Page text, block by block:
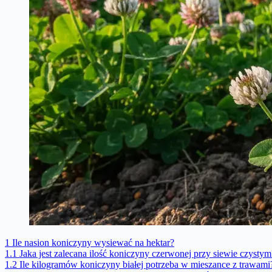
1 Ile nasion koniczyny wysiewać na hektar?
1.1 Jaka jest zalecana ilość koniczyny czerwonej przy siewie
1.2 Ile kilogramów koniczyny białej potrzeba w mieszance z